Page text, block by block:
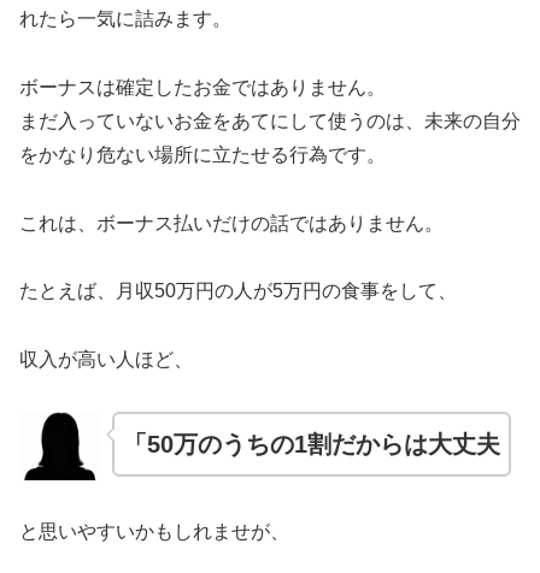
れたら一気に詰みます。
ボーナスは確定したお金ではありません。
まだ入っていないお金をあてにして使うのは、未来の自分
をかなり危ない場所に立たせる行為です。
これは、ボーナス払いだけの話ではありません。
たとえば、月収50万円の人が5万円の食事をして、
収入が高い人ほど、
「50万のうちの1割だからは大丈夫
と思いやすいかもしれませが、